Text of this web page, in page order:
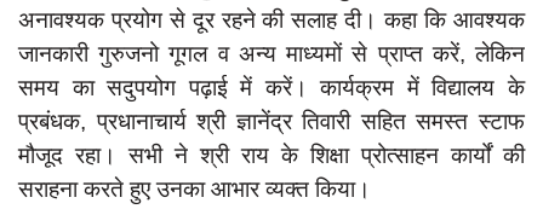
editors-pick
other
Login
Register
अनावश्यक प्रयोग से दूर रहने की सलाह दी। कहा कि आवश्यक
जानकारी गुरुजनो गूगल व अन्य माध्यमों से प्राप्त करें, लेकिन
समय का सदुपयोग पढ़ाई में करें। कार्यक्रम में विद्यालय के
प्रबंधक, प्रधानाचार्य श्री ज्ञानेंद्र तिवारी सहित समस्त स्टाफ
मौजूद रहा। सभी ने श्री राय के शिक्षा प्रोत्साहन कार्यों की
सराहना करते हुए उनका आभार व्यक्त किया।